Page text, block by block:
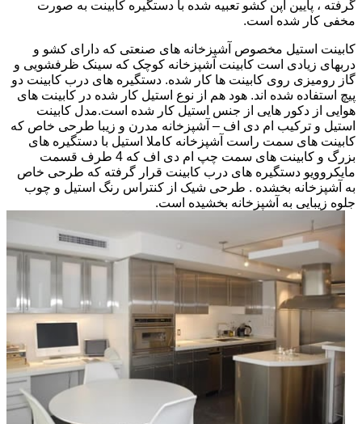
گرفته ، پایین اپن کشو تعبیه شده با دستگیره کابینت به صورت
مخفی کار شده است.
کابینت استیل مخصوص آشپزخانه های صنعتی که دارای کشو و
دربهای زیادی است کابینت آشپزخانه کوچک که سینک ظرفشویی و
گاز رومیزی روی کابینت ها کار شده. دستگیره های درب کابینت دو
پیچ استفاده شده اند. هود هم از نوع استیل کار شده در کابینت های
هوایی از دکور هایی از جنس استیل کار شده است.مدل کابینت
استیل و ترکیب ام دی اف – آشپزخانه مدرن و زیبا طرحی خاص که
کابینت های سمت راست آشپزخانه کاملا استیل با دستگیره های
بزرگ و کابینت های سمت چپ ام دی اف که 4 طرف قسمت
مایکروویو دستگیره های درب کابینت قرار گرفته که طرحی خاص
به آشپزخانه بخشده . طرحی شیک از کنتراس رنگ استیل و چوب
جلوه زیبایی به آشپزخانه بخشیده است.